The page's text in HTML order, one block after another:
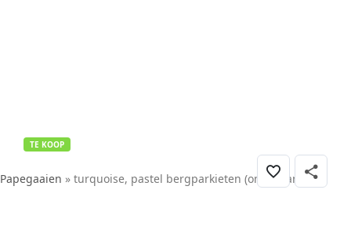
TE KOOP
Papegaaien » turquoise, pastel bergparkieten (onverwant)